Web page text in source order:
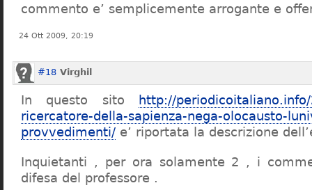
commento e’ semplicemente arrogante e
24 Ott 2009, 20:19
#18 Virghil
In questo sito
http://
ricercatore-della-sapienza-nega-olocausto-
provvedimenti/ e’ riportata la descrizione
Inquietanti , per ora solamente 2 , i
difesa del professore .